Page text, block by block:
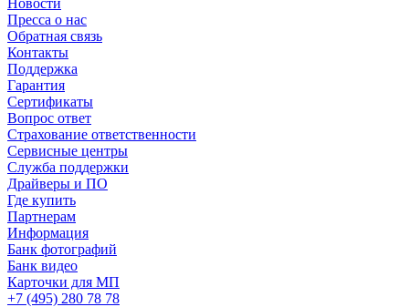
Новости
Пресса о нас
Обратная связь
Контакты
Поддержка
Гарантия
Сертификаты
Вопрос ответ
Страхование ответственности
Сервисные центры
Служба поддержки
Драйверы и ПО
Где купить
Партнерам
Информация
Банк фотографий
Банк видео
Карточки для МП
+7 (495) 280 78 78